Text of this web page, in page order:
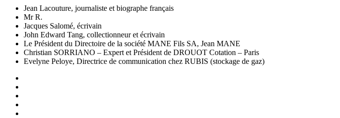
Jean Lacouture, journaliste et biographe français
Mr R.
Jacques Salomé, écrivain
John Edward Tang, collectionneur et écrivain
Le Président du Directoire de la société MANE Fils SA, Jean MANE
Christian SORRIANO – Expert et Président de DROUOT Cotation – Paris
Evelyne Peloye, Directrice de communication chez RUBIS (stockage de gaz)